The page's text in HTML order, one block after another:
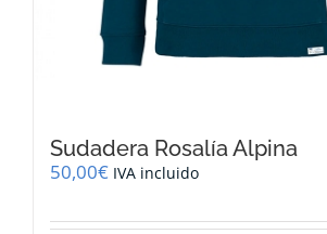
Sudadera Rosalía Alpina
50,00€ IVA incluido